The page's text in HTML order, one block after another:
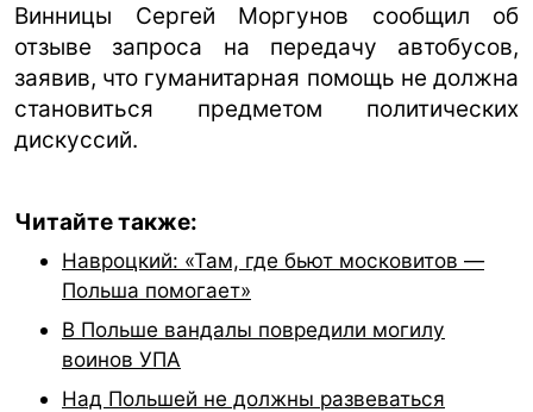
Винницы Сергей Моргунов сообщил об
отзыве запроса на передачу автобусов,
заявив, что гуманитарная помощь не должна
становиться предметом политических
дискуссий.
Читайте также:
Навроцкий: «Там, где бьют московитов —
Польша помогает»
В Польше вандалы повредили могилу
воинов УПА
Над Польшей не должны развеваться